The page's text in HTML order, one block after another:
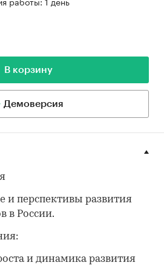
В корзину
Демоверсия
и перспективы развития
в России.
и динамика развития